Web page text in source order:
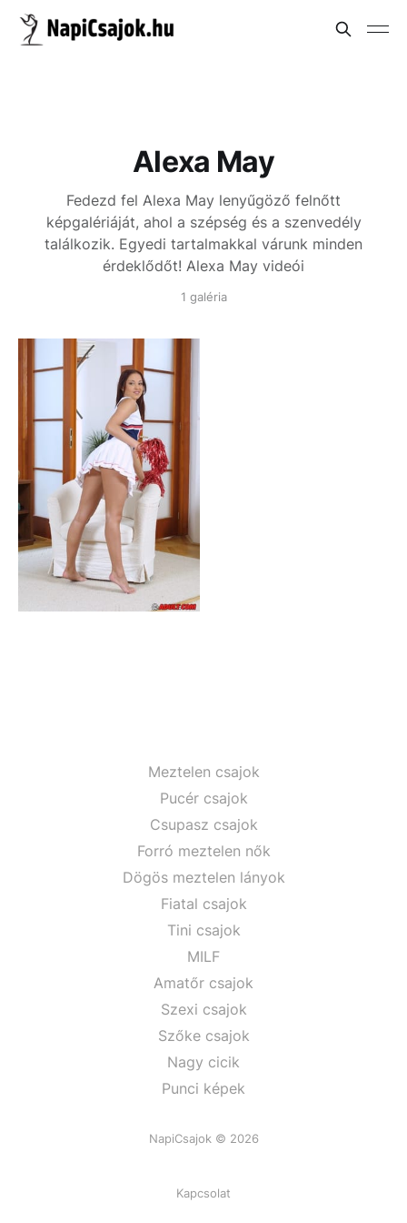
Alexa May
Fedezd fel Alexa May lenyűgöző felnőtt
képgalériáját, ahol a szépség és a szenvedély
találkozik. Egyedi tartalmakkal várunk minden
érdeklődőt! Alexa May videói
1 galéria
Meztelen csajok
Pucér csajok
Csupasz csajok
Forró meztelen nők
Dögös meztelen lányok
Fiatal csajok
Tini csajok
MILF
Amatőr csajok
Szexi csajok
Szőke csajok
Nagy cicik
Punci képek
NapiCsajok © 2026
Kapcsolat